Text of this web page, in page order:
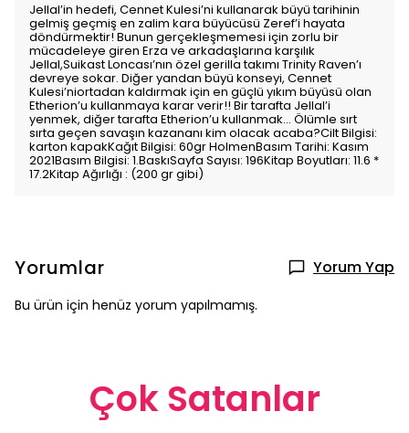
Jellal’in hedefi, Cennet Kulesi’ni kullanarak büyü tarihinin
gelmiş geçmiş en zalim kara büyücüsü Zeref’i hayata
döndürmektir! Bunun gerçekleşmemesi için zorlu bir
mücadeleye giren Erza ve arkadaşlarına karşılık
Jellal,Suikast Loncası’nın özel gerilla takımı Trinity Raven’ı
devreye sokar. Diğer yandan büyü konseyi, Cennet
Kulesi’niortadan kaldırmak için en güçlü yıkım büyüsü olan
Etherion’u kullanmaya karar verir!! Bir tarafta Jellal’i
yenmek, diğer tarafta Etherion’u kullanmak... Ölümle sırt
sırta geçen savaşın kazananı kim olacak acaba?Cilt Bilgisi:
karton kapakKağıt Bilgisi: 60gr HolmenBasım Tarihi: Kasım
2021Basım Bilgisi: 1.BaskıSayfa Sayısı: 196Kitap Boyutları: 11.6 *
17.2Kitap Ağırlığı : (200 gr gibi)
Yorumlar Yorum Yap
Bu ürün için henüz yorum yapılmamış.
Çok Satanlar